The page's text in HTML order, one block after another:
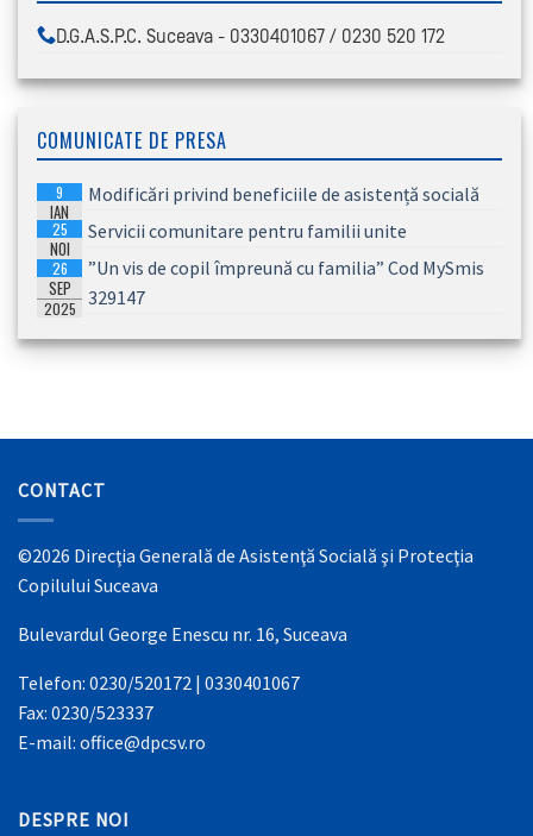
D.G.A.S.P.C. Suceava - 0330401067 / 0230 520 172
COMUNICATE DE PRESA
9
IAN
2026
Modificări privind beneficiile de asistență socială
25
NOI
2025
Servicii comunitare pentru familii unite
26
SEP
2025
”Un vis de copil împreună cu familia” Cod MySmis
329147
CONTACT
©2026 Direcţia Generală de Asistenţă Socială şi Protecţia
Copilului Suceava
Bulevardul George Enescu nr. 16, Suceava
Telefon: 0230/520172 | 0330401067
Fax: 0230/523337
E-mail: office@dpcsv.ro
DESPRE NOI